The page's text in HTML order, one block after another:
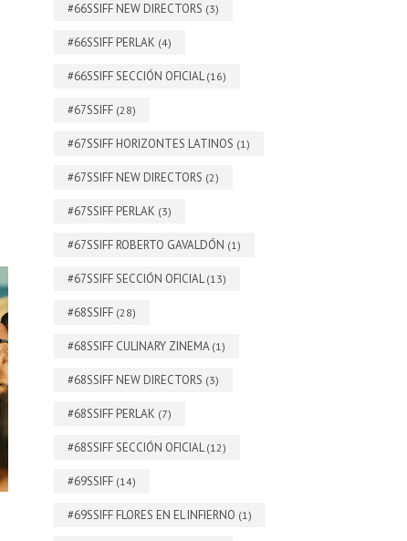
#66SSIFF NEW DIRECTORS (3)
#66SSIFF PERLAK (4)
#66SSIFF SECCIÓN OFICIAL(16)
#67SSIFF (28)
#67SSIFF HORIZONTES LATINOS (1)
#67SSIFF NEW DIRECTORS (2)
#67SSIFF PERLAK (3)
#67SSIFF ROBERTO GAVALDÓN (1)
#67SSIFF SECCIÓN OFICIAL(13)
#68SSIFF (28)
#68SSIFF CULINARY ZINEMA (1)
#68SSIFF NEW DIRECTORS (3)
#68SSIFF PERLAK (7)
#68SSIFF SECCIÓN OFICIAL(12)
#69SSIFF (14)
#69SSIFF FLORES EN EL INFIERNO (1)